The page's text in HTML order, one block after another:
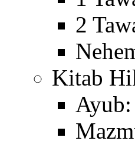
2
Kitab
Ayub: